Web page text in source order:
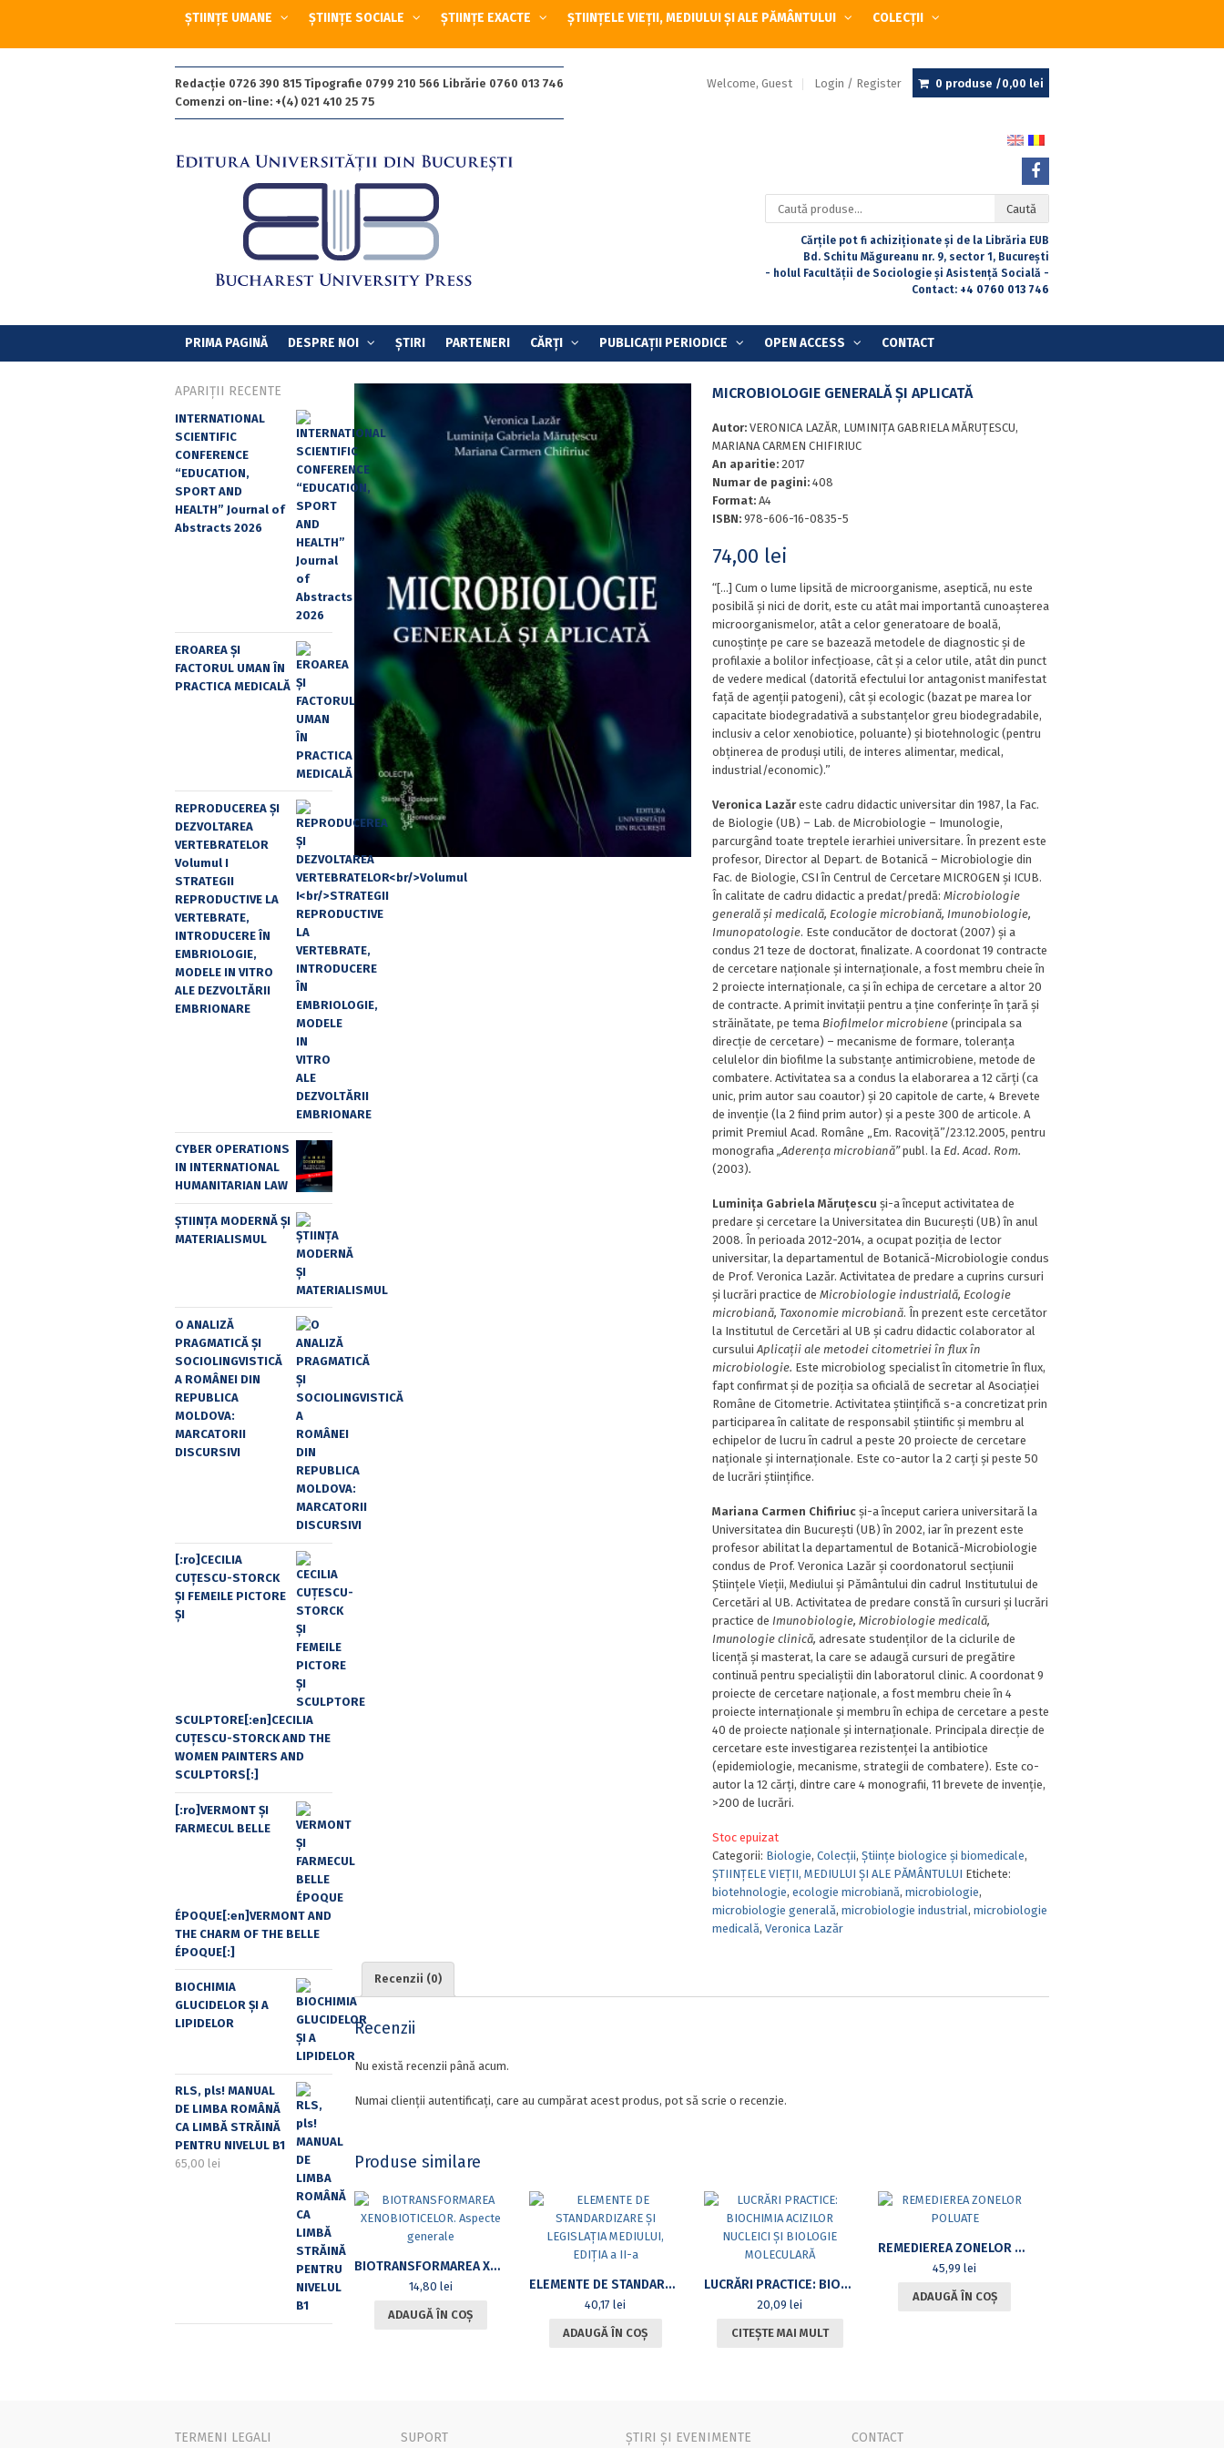
ȘTIINȚE UMANE ȘTIINȚE SOCIALE ȘTIINȚE EXACTE ȘTIINȚELE VIEȚII, MEDIULUI ȘI ALE PĂMÂNTULUI COLECȚII
Redacție 0726 390 815 Tipografie 0799 210 566 Librărie 0760 013 746
Comenzi on-line: +(4) 021 410 25 75
Welcome, Guest Login / Register 0 produse /0,00 lei
Caută
după:
Caută
Cărțile pot fi achiziționate și de la Librăria EUB
Bd. Schitu Măgureanu nr. 9, sector 1, București
- holul Facultății de Sociologie și Asistență Socială -
Contact: +4 0760 013 746
PRIMA PAGINĂ DESPRE NOI ȘTIRI PARTENERI CĂRȚI PUBLICAȚII PERIODICE OPEN ACCESS CONTACT
MICROBIOLOGIE GENERALĂ ŞI APLICATĂ
Autor: VERONICA LAZĂR, LUMINIȚA GABRIELA MĂRUȚESCU,
MARIANA CARMEN CHIFIRIUC
An aparitie: 2017
Numar de pagini: 408
Format: A4
ISBN: 978-606-16-0835-5
74,00 lei
“[…] Cum o lume lipsită de microorganisme, aseptică, nu este
posibilă şi nici de dorit, este cu atât mai importantă cunoaşterea
microorganismelor, atât a celor generatoare de boală,
cunoştinţe pe care se bazează metodele de diagnostic şi de
profilaxie a bolilor infecţioase, cât şi a celor utile, atât din punct
de vedere medical (datorită efectului lor antagonist manifestat
faţă de agenţii patogeni), cât şi ecologic (bazat pe marea lor
capacitate biodegradativă a substanţelor greu biodegradabile,
inclusiv a celor xenobiotice, poluante) şi biotehnologic (pentru
obţinerea de produşi utili, de interes alimentar, medical,
industrial/economic).”
Veronica Lazăreste cadru didactic universitar din 1987, la Fac.
de Biologie (UB) – Lab. de Microbiologie – Imunologie,
parcurgând toate treptele ierarhiei universitare. În prezent este
profesor, Director al Depart. de Botanică – Microbiologie din
Fac. de Biologie, CSI în Centrul de Cercetare MICROGEN și ICUB.
În calitate de cadru didactic a predat/predă: Microbiologie
generală și medicală, Ecologie microbiană, Imunobiologie,
Imunopatologie. Este conducător de doctorat (2007) și a
condus 21 teze de doctorat, finalizate. A coordonat 19 contracte
de cercetare naționale și internaționale, a fost membru cheie în
2 proiecte internaționale, ca și în echipa de cercetare a altor 20
de contracte. A primit invitații pentru a ține conferințe în țară și
străinătate, pe tema Biofilmelor microbiene(principala sa
direcție de cercetare) – mecanisme de formare, toleranța
celulelor din biofilme la substanțe antimicrobiene, metode de
combatere. Activitatea sa a condus la elaborarea a 12 cărți (ca
unic, prim autor sau coautor) și 20 capitole de carte, 4 Brevete
de invenție (la 2 fiind prim autor) și a peste 300 de articole. A
primit Premiul Acad. Române „Em. Racoviţă”/23.12.2005, pentru
monografia„Aderența microbiană”publ. la Ed. Acad. Rom.
(2003).
Luminița Gabriela Măruțescu și-a început activitatea de
predare și cercetare la Universitatea din București (UB) în anul
2008. În perioada 2012-2014, a ocupat poziția de lector
universitar, la departamentul de Botanică-Microbiologie condus
de Prof. Veronica Lazăr. Activitatea de predare a cuprins cursuri
și lucrări practice de Microbiologie industrială, Ecologie
microbiană, Taxonomie microbiană. În prezent este cercetător
la Institutul de Cercetări al UB și cadru didactic colaborator al
cursului Aplicații ale metodei citometriei în flux în
microbiologie. Este microbiolog specialist în citometrie în flux,
fapt confirmat și de poziția sa oficială de secretar al Asociației
Române de Citometrie. Activitatea științifică s-a concretizat prin
participarea în calitate de responsabil știintific și membru al
echipelor de lucru în cadrul a peste 20 proiecte de cercetare
naționale și internaționale. Este co-autor la 2 carți și peste 50
de lucrări științifice.
Mariana Carmen Chifiriucși-a început cariera universitară la
Universitatea din Bucureşti (UB) în 2002, iar în prezent este
profesor abilitat la departamentul de Botanică-Microbiologie
condus de Prof. Veronica Lazăr și coordonatorul secțiunii
Științele Vieții, Mediului și Pământului din cadrul Institutului de
Cercetări al UB. Activitatea de predare constă în cursuri și lucrări
practice de Imunobiologie, Microbiologie medicală,
Imunologie clinică, adresate studenților de la ciclurile de
licență și masterat, la care se adaugă cursuri de pregătire
continuă pentru specialiștii din laboratorul clinic. A coordonat 9
proiecte de cercetare naționale, a fost membru cheie în 4
proiecte internaționale și membru în echipa de cercetare a peste
40 de proiecte naționale și internaționale. Principala direcție de
cercetare este investigarea rezistenței la antibiotice
(epidemiologie, mecanisme, strategii de combatere). Este co-
autor la 12 cărţi, dintre care 4 monografii, 11 brevete de invenţie,
>200 de lucrări.
Stoc epuizat
Categorii: Biologie, Colecții, Ştiinţe biologice şi biomedicale,
ȘTIINȚELE VIEȚII, MEDIULUI ȘI ALE PĂMÂNTULUI Etichete:
biotehnologie, ecologie microbiană, microbiologie,
microbiologie generală, microbiologie industrial , microbiologie
medicală, Veronica Lazăr
Recenzii (0)
Recenzii
Nu există recenzii până acum.
Numai clienții autentificați, care au cumpărat acest produs, pot să scrie o recenzie.
Produse similare
BIOTRANSFORMAREA XENOBIOTICELOR. ASPECTE GENERALE
14,80 lei
ADAUGĂ ÎN COȘ
ELEMENTE DE STANDARDIZARE ȘI LEGISLAȚIA MEDIULUI, EDIȚIA A II-A
40,17 lei
ADAUGĂ ÎN COȘ
LUCRĂRI PRACTICE: BIOCHIMIA ACIZILOR NUCLEICI ȘI BIOLOGIE MOLECULARĂ
20,09 lei
CITEȘTE MAI MULT
REMEDIEREA ZONELOR POLUATE
45,99 lei
ADAUGĂ ÎN COȘ
APARIȚII RECENTE
INTERNATIONAL
SCIENTIFIC
CONFERENCE
“EDUCATION,
SPORT AND
HEALTH” Journal of
Abstracts 2026
EROAREA ȘI
FACTORUL UMAN ÎN
PRACTICA MEDICALĂ
REPRODUCEREA ȘI
DEZVOLTAREA
VERTEBRATELOR
Volumul I
STRATEGII
REPRODUCTIVE LA
VERTEBRATE,
INTRODUCERE ÎN
EMBRIOLOGIE,
MODELE IN VITRO
ALE DEZVOLTĂRII
EMBRIONARE
CYBER OPERATIONS
IN INTERNATIONAL
HUMANITARIAN LAW
ȘTIINȚA MODERNĂ ȘI
MATERIALISMUL
O ANALIZĂ
PRAGMATICĂ ȘI
SOCIOLINGVISTICĂ
A ROMÂNEI DIN
REPUBLICA
MOLDOVA:
MARCATORII
DISCURSIVI
[:ro]CECILIA
CUŢESCU-STORCK
ŞI FEMEILE PICTORE
ŞI
SCULPTORE[:en]CECILIA
CUŢESCU-STORCK AND THE
WOMEN PAINTERS AND
SCULPTORS[:]
[:ro]VERMONT ȘI
FARMECUL BELLE
ÉPOQUE[:en]VERMONT AND
THE CHARM OF THE BELLE
ÉPOQUE[:]
BIOCHIMIA
GLUCIDELOR ȘI A
LIPIDELOR
RLS, pls! MANUAL
DE LIMBA ROMÂNĂ
CA LIMBĂ STRĂINĂ
PENTRU NIVELUL B1
65,00 lei
TERMENI LEGALI SUPORT ȘTIRI ȘI EVENIMENTE CONTACT